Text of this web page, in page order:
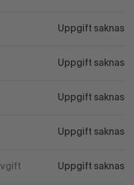
Uppgift saknas
Uppgift saknas
Uppgift saknas
Uppgift saknas
Uppgift saknas